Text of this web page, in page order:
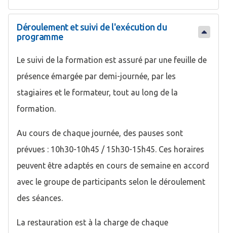
Déroulement et suivi de l'exécution du
programme
Le suivi de la formation est assuré par une feuille de
présence émargée par demi-journée, par les
stagiaires et le formateur, tout au long de la
formation.
Au cours de chaque journée, des pauses sont
prévues : 10h30-10h45 / 15h30-15h45. Ces horaires
peuvent être adaptés en cours de semaine en accord
avec le groupe de participants selon le déroulement
des séances.
La restauration est à la charge de chaque